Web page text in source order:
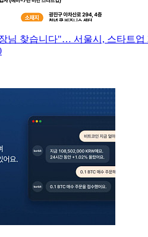
님 찾습니다"… 서울시, 스타트업